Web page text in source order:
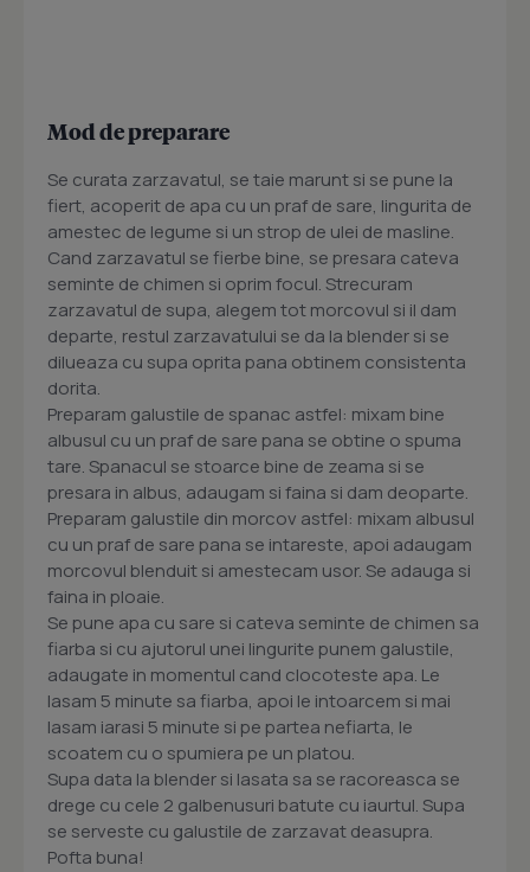
Mod de preparare
Se curata zarzavatul, se taie marunt si se pune la
fiert, acoperit de apa cu un praf de sare, lingurita de
amestec de legume si un strop de ulei de masline.
Cand zarzavatul se fierbe bine, se presara cateva
seminte de chimen si oprim focul. Strecuram
zarzavatul de supa, alegem tot morcovul si il dam
departe, restul zarzavatului se da la blender si se
dilueaza cu supa oprita pana obtinem consistenta
dorita.
Preparam galustile de spanac astfel: mixam bine
albusul cu un praf de sare pana se obtine o spuma
tare. Spanacul se stoarce bine de zeama si se
presara in albus, adaugam si faina si dam deoparte.
Preparam galustile din morcov astfel: mixam albusul
cu un praf de sare pana se intareste, apoi adaugam
morcovul blenduit si amestecam usor. Se adauga si
faina in ploaie.
Se pune apa cu sare si cateva seminte de chimen sa
fiarba si cu ajutorul unei lingurite punem galustile,
adaugate in momentul cand clocoteste apa. Le
lasam 5 minute sa fiarba, apoi le intoarcem si mai
lasam iarasi 5 minute si pe partea nefiarta, le
scoatem cu o spumiera pe un platou.
Supa data la blender si lasata sa se racoreasca se
drege cu cele 2 galbenusuri batute cu iaurtul. Supa
se serveste cu galustile de zarzavat deasupra.
Pofta buna!